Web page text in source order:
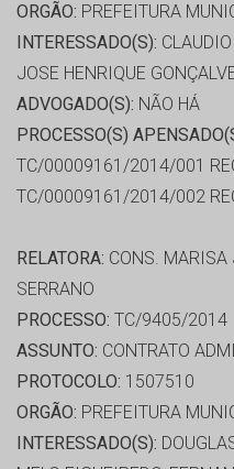
ORGÃO: PREFEITURA
INTERESSADO(S):
JOSE HENRIQUE
ADVOGADO(S): NÃO HÁ
PROCESSO(S)
TC/00009161/2014/001
TC/00009161/2014/002
RELATORA: CONS. MARISA
SERRANO
PROCESSO: TC/9405/2014
ASSUNTO: CONTRATO
PROTOCOLO: 1507510
ORGÃO: PREFEITURA
INTERESSADO(S):